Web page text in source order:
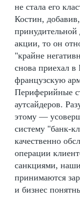
не стала его
Костин,
принудительной
акции, то он
"крайне
снова приехал в
французскую
Периферийные
аутсайдеров.
этому —
систему "банк-
качественно
операции
санкциями, наши
принимаются
и бизнес